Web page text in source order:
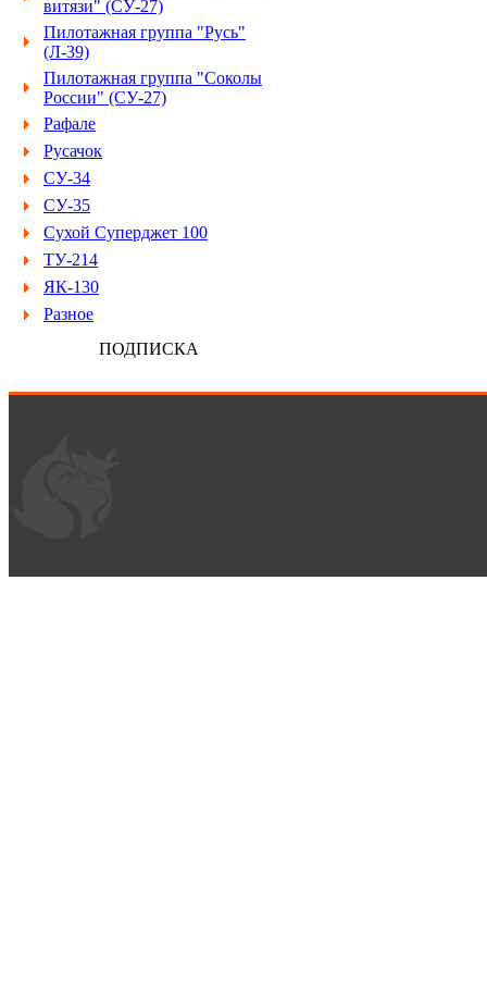
витязи" (СУ-27)
Пилотажная группа "Русь"
(Л-39)
Пилотажная группа "Соколы
России" (СУ-27)
Рафале
Русачок
СУ-34
СУ-35
Сухой Суперджет 100
ТУ-214
ЯК-130
Разное
ПОДПИСКА